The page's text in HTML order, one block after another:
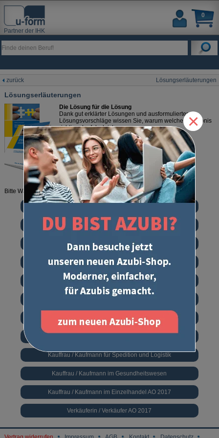
Partner der IHK
0
zurück Lösungserläuterungen
Lösungserläuterungen
Die Lösung für die Lösung
Dank gut erklärter Lösungen und ausformulierter
Lösungsvorschläge wissen Sie, warum welches Ergebnis
richtig oder falsch ist.
Bitte Wählen Sie:
Fachkraft für Schutz und Sicherheit
Fachkraft für Lagerlogistik
Fachlagerist / Fachlageristin
Immobilienkauffrau / Immobilienkaufmann
Kauffrau / Kaufmann für Büromanagement Teil II
Kauffrau / Kaufmann für Spedition und Logistik
Kauffrau / Kaufmann im Gesundheitswesen
Kauffrau / Kaufmann im Einzelhandel AO 2017
Verkäuferin / Verkäufer AO 2017
×